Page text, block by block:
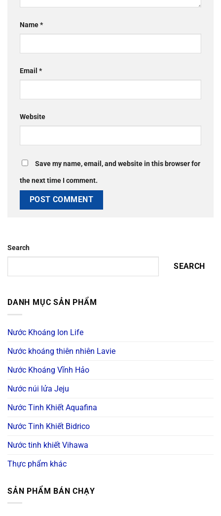
Name*
Email *
Website
Save my name, email, and website in this browser for
the next time I comment.
Search
SEARCH
DANH MỤC SẢN PHẨM
Nước Khoáng Ion Life
Nước khoáng thiên nhiên Lavie
Nước Khoáng Vĩnh Hảo
Nước núi lửa Jeju
Nước Tinh Khiết Aquafina
Nước Tinh Khiết Bidrico
Nước tinh khiết Vihawa
Thực phẩm khác
SẢN PHẨM BÁN CHẠY